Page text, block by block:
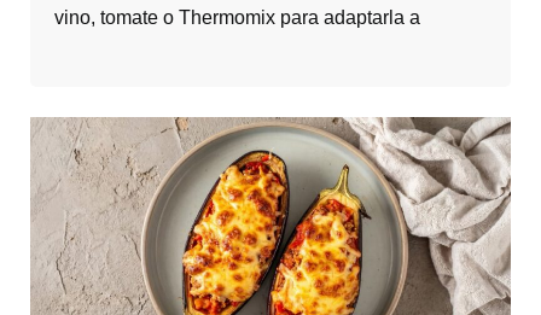
vino, tomate o Thermomix para adaptarla a